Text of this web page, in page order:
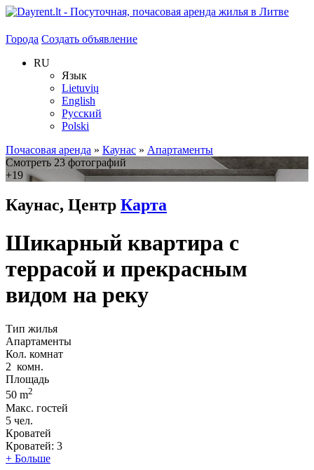
Города Создать объявление
RU
Язык
Lietuvių
English
Русский
Polski
Почасовая аренда » Каунас » Апартаменты
Смотреть 23 фотографий
+19
Каунас, Центр Карта
Шикарный квартира с
террасой и прекрасным
видом на реку
Тип жилья
Апартаменты
Кол. комнат
2 комн.
Площадь
50 m2
Макс. гостей
5 чел.
Кроватей
Кроватей: 3
+ Больше